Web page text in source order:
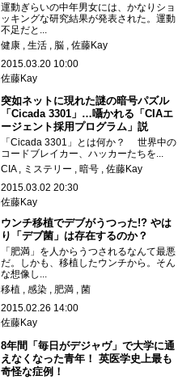
運動ぎらいの中年男女には、かなりショ
ッキングな研究結果が発表された。運動
不足だと...
健康
生活 脳
佐藤Kay
2015.03.20 10:00
佐藤Kay
突如ネットに現れた謎の暗号パズル
「Cicada 3301」…囁かれる「CIAエ
ージェント採用プログラム」説
「Cicada 3301」とは何か？ 世界中の
コードブレイカー、ハッカーたちを...
CIA
ミステリー 暗号
佐藤Kay
2015.03.02 20:30
佐藤Kay
ウンチ移植でデブがうつった!? やは
り「デブ菌」は存在するのか？
「肥満」を人からうつされるなんて最悪
だ。しかも、移植したウンチから。そん
な想像し...
移植
感染 肥満
菌
2015.02.26 14:00
佐藤Kay
8年間「毎日がデジャヴ」で大学に通
えなくなった青年！ 英医学史上最も
奇怪な症例！